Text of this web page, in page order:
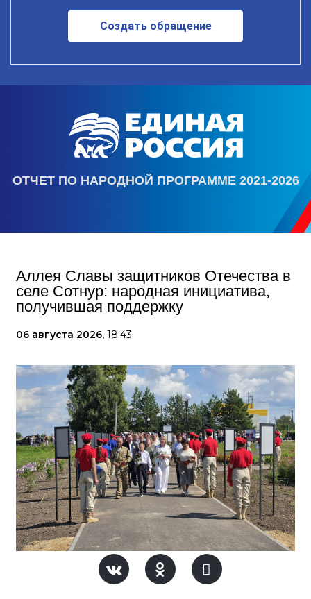
Создать обращение
ОТЧЕТ ПО НАРОДНОЙ ПРОГРАММЕ 2021-2026
Аллея Славы защитников Отечества в
селе Сотнур: народная инициатива,
получившая поддержку
06 августа 2026, 18:43